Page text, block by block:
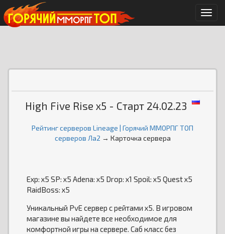
Меню
High Five Rise x5 - Старт 24.02.23
Рейтинг серверов Lineage | Горячий ММОРПГ ТОП
серверов Ла2 → Карточка сервера
Exp: x5 SP: x5 Adena: x5 Drop: х1 Spoil: x5 Quest x5
RaidBoss: х5
Уникальный PvE сервер с рейтами х5. В игровом
магазине вы найдете все необходимое для
комфортной игры на сервере. Саб класс без